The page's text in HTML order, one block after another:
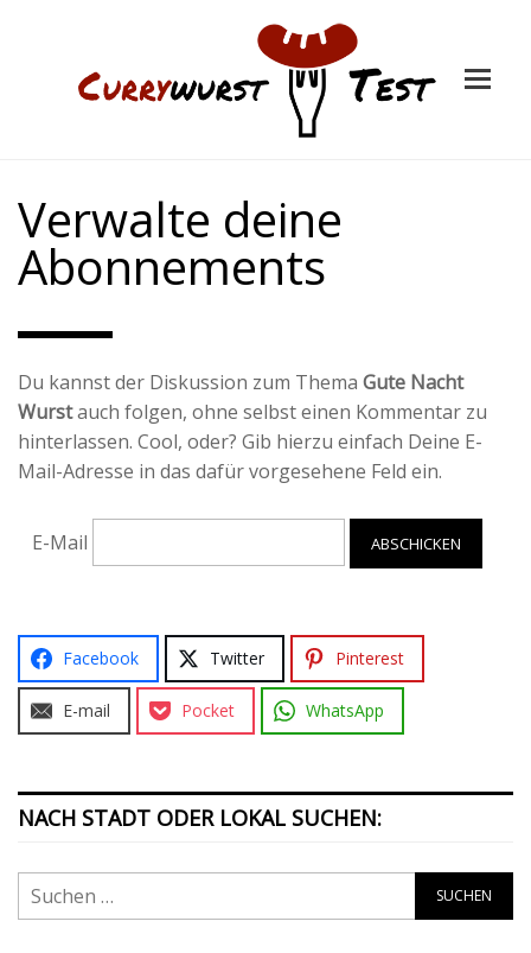
Verwalte deine
Abonnements
Du kannst der Diskussion zum Thema Gute Nacht
Wurstauch folgen, ohne selbst einen Kommentar zu
hinterlassen. Cool, oder? Gib hierzu einfach Deine E-
Mail-Adresse in das dafür vorgesehene Feld ein.
E-Mail
Facebook Twitter Pinterest
E-mail Pocket WhatsApp
NACH STADT ODER LOKAL SUCHEN: